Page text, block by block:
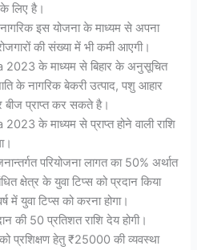
लिए है।
नागरिक इस योजना के माध्यम से अपना
की संख्या में भी कमी आएगी।
के माध्यम से बिहार के अनुसूचित
के नागरिक बेकरी उत्पाद, पशु आहार
बीज प्राप्त कर सकते है।
के माध्यम से प्राप्त होने वाली राशि
परियोजना लागत का 50% अर्थात
क्षेत्र के युवा टिप्स को प्रदान किया
में युवा टिप्स को करना होगा।
की 50 प्रतिशत राशि देय होगी।
प्रशिक्षण हेतु ₹25000 की व्यवस्था